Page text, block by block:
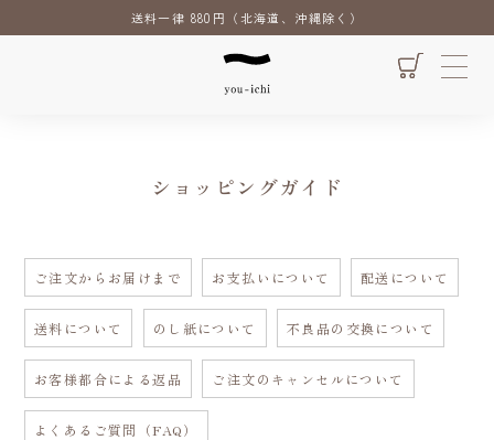
送料一律 880円（北海道、沖縄除く）
ショッピングガイド
ご注文からお届けまで お支払いについて 配送について
送料について のし紙について 不良品の交換について
お客様都合による返品 ご注文のキャンセルについて
よくあるご質問（FAQ）